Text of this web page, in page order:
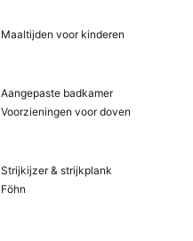
Maaltijden voor kinderen
Aangepaste badkamer
Voorzieningen voor doven
Strijkijzer & strijkplank
Föhn